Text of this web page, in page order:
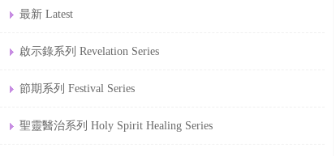
最新 Latest
啟示錄系列 Revelation Series
節期系列 Festival Series
聖靈醫治系列 Holy Spirit Healing Series